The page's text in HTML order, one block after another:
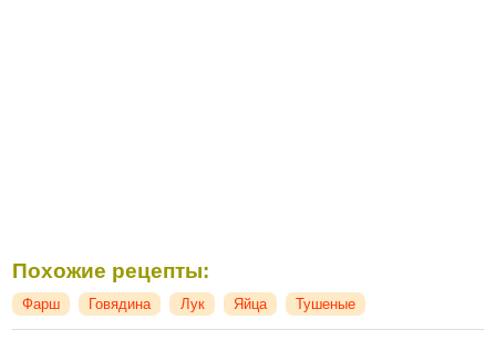
Похожие рецепты:
Фарш Говядина Лук Яйца Тушеные